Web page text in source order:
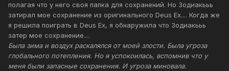
полагая что у него своя папка для сохранений. Но Зодиакььь
затирал мое сохранение из оригинального Deus Ex.... Когда же
я решила поиграть в Deus Ex, я обнаружила что Зодиакььь
затер мое сохранение....
Была зима и воздух раскалялся от моей злости. Была угроза
глобального потепления. Но я успокоилась, вспомнив что у
меня были запасные сохранения. И угроза миновала.